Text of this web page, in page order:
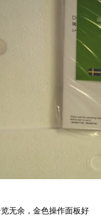
无余，金色操作面板好